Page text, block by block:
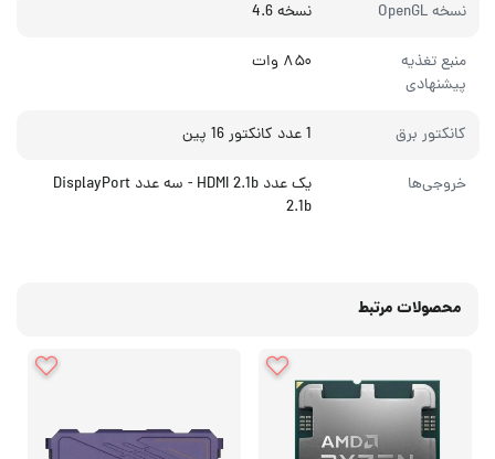
نسخه OpenGL نسخه 4.6
منبع تغذیه
پیشنهادی
۸۵۰ وات
کانکتور برق 1 عدد کانکتور 16 پین
خروجی‌ها
یک عدد HDMI 2.1b - سه عدد DisplayPort
2.1b
محصولات مرتبط